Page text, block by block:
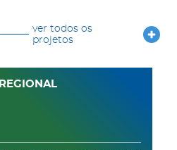
ver todos os
projetos